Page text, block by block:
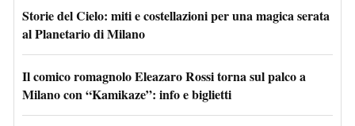
Storie del Cielo: miti e costellazioni per una magica serata
al Planetario di Milano
Il comico romagnolo Eleazaro Rossi torna sul palco a
Milano con “Kamikaze”: info e biglietti